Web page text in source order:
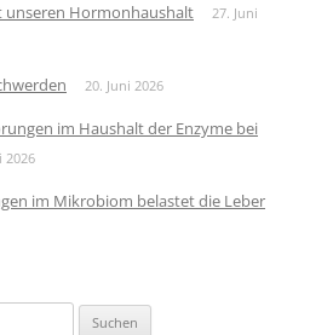
unseren Hormonhaushalt
27. Juni
20. Juni 2026
im Haushalt der Enzyme bei
2026
im Mikrobiom belastet die Leber